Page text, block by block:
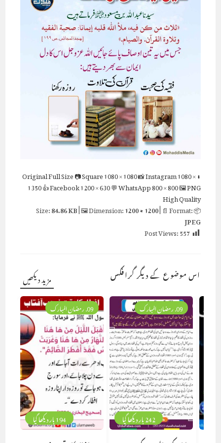
⬇ Original
Full Size📷 Square1080 × 1080📸 Instagram1080 ×
1350👍 Facebook1200 × 630💬 WhatsApp800 × 800🖼 PNG
High Quality
📦 Size:
84.86 KB| 🖼 Dimension:1200 × 1200| 📄 Format:
JPEG
Post Views:557
اس موضوع کے دیگر گرافکس مزید دیکھیں
242 بار دیکھا گیا
09. رمضان المبارک
194 بار دیکھا گیا
09. رمضان المبارک